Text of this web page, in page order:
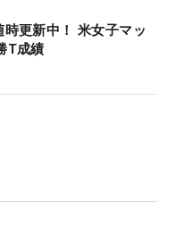
しいけど、耐える
はパット。今季の
更新中！ 米女子マッ
T成績